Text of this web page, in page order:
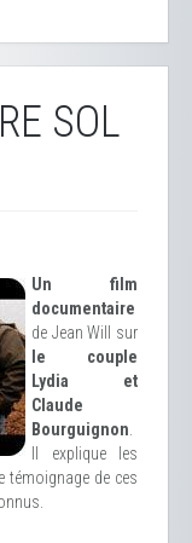
SOL
Un film
documentaire
de Jean Will sur
le couple
Lydia et
Claude
Bourguignon
Il explique les
témoignage de ces